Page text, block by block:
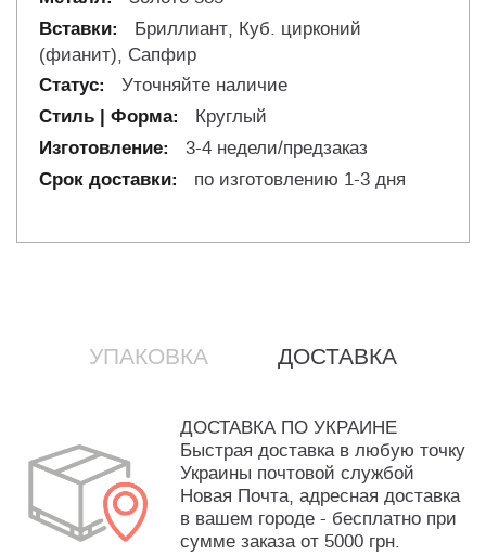
Бриллиант, Куб. цирконий
(фианит), Сапфир
Уточняйте наличие
Круглый
3-4 недели/предзаказ
по изготовлению 1-3 дня
УПАКОВКА ДОСТАВКА
ДОСТАВКА ПО УКРАИНЕ
Быстрая доставка в любую точку
Украины почтовой службой
Новая Почта, адресная доставка
в вашем городе - бесплатно при
сумме заказа от 5000 грн.